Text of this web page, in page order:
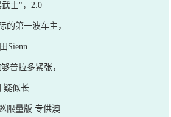
士"，2.0
的第一波车主，
Sienn
普拉多紧张，
疑似长
限量版 专供澳